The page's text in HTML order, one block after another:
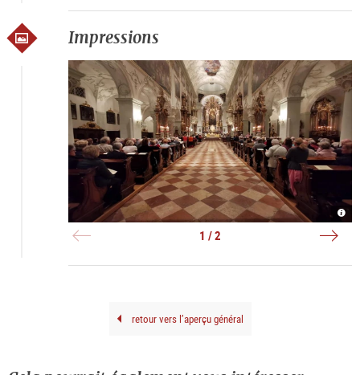
Impressions
1 / 2
retour vers l’aperçu général